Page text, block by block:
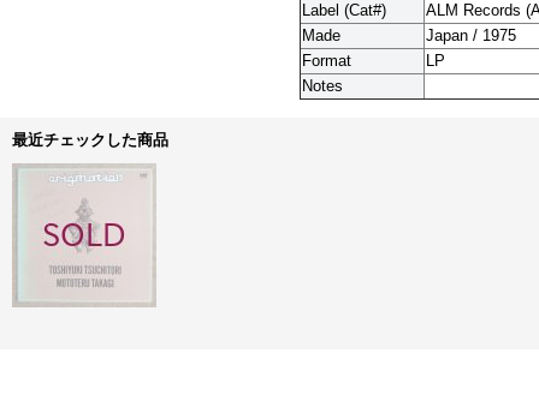
Label (Cat#)
ALM Records
Made
Japan / 1975
Format
LP
Notes
最近チェックした商品